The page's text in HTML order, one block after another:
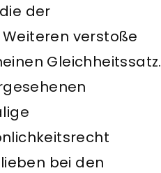
der
verstoße
Gleichheitssatz.
bei den